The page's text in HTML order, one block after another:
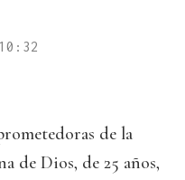
de la
de Dios, de 25 años,